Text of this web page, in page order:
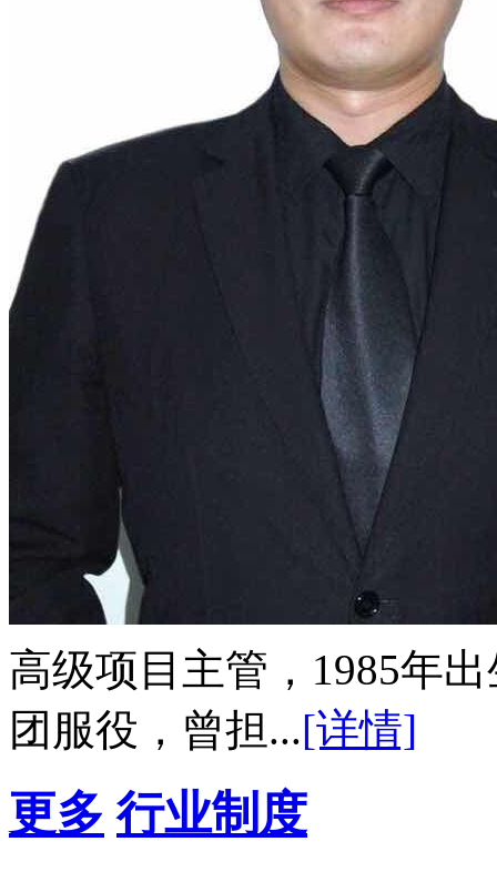
高级项目主管，1985年
团服役，曾担...[详情]
更多 行业制度